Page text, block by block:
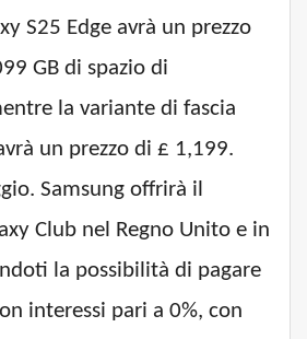
S25 Edge avrà un prezzo
GB di spazio di
la variante di fascia
un prezzo di £ 1,199.
Samsung offrirà il
Club nel Regno Unito e in
la possibilità di pagare
interessi pari a 0%, con